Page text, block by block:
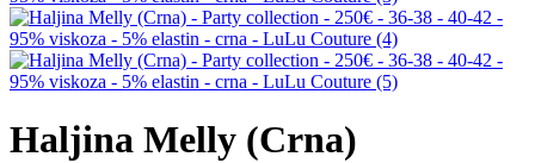
Haljina Melly (Crna)